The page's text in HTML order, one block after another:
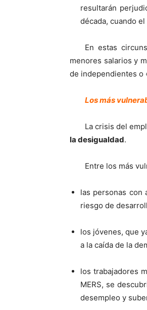
resultarán
década, cuando
En estas
menores salarios y
de independientes o
Los más
La crisis del
la desigualdad.
Entre los más
las personas con
riesgo de
los jóvenes, que
a la caída de la
los trabajadores
MERS, se
desempleo y